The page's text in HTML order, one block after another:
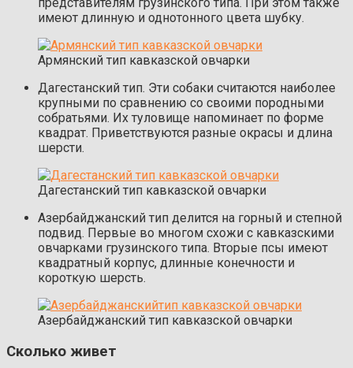
имеют длинную и однотонного цвета шубку.
Армянский тип кавказской овчарки
Дагестанский тип. Эти собаки считаются наиболее
крупными по сравнению со своими породными
собратьями. Их туловище напоминает по форме
квадрат. Приветствуются разные окрасы и длина
шерсти.
Дагестанский тип кавказской овчарки
Азербайджанский тип делится на горный и степной
подвид. Первые во многом схожи с кавказскими
овчарками грузинского типа. Вторые псы имеют
квадратный корпус, длинные конечности и
короткую шерсть.
Азербайджанский тип кавказской овчарки
Сколько живет